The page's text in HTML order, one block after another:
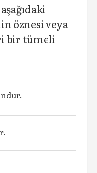
öznesi veya
bir tümeli